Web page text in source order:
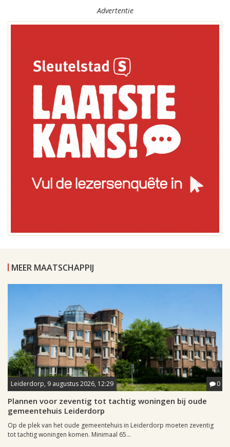
Advertentie
MEER MAATSCHAPPIJ
Leiderdorp, 9 augustus 2026, 12:29 0
Plannen voor zeventig tot tachtig woningen bij oude
gemeentehuis Leiderdorp
Op de plek van het oude gemeentehuis in Leiderdorp moeten zeventig
tot tachtig woningen komen. Minimaal 65...